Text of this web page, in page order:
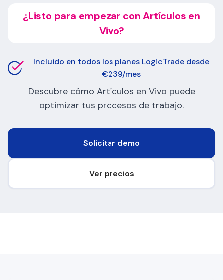
¿Listo para empezar con Artículos en
Vivo?
Incluido en todos los planes LogicTrade desde
€239/mes
Descubre cómo Artículos en Vivo puede
optimizar tus procesos de trabajo.
Solicitar demo
Ver precios